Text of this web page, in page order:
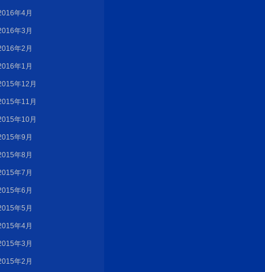
年4月
年3月
年2月
年1月
年12月
年11月
年10月
年9月
年8月
年7月
年6月
年5月
年4月
年3月
年2月